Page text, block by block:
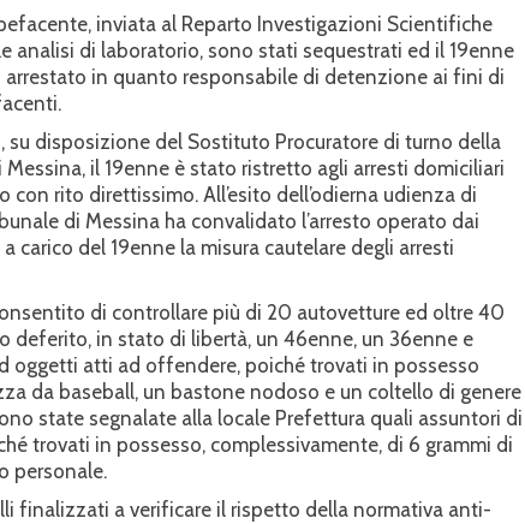
inviata al Reparto Investigazioni Scientifiche
analisi di laboratorio, sono stati sequestrati ed il 19enne
in quanto responsabile di detenzione ai fini di
disposizione del Sostituto Procuratore di turno della
Messina, il 19enne è stato ristretto agli arresti domiciliari
con rito direttissimo. All’esito dell’odierna udienza di
di Messina ha convalidato l’arresto operato dai
carico del 19enne la misura cautelare degli arresti
di controllare più di 20 autovetture ed oltre 40
deferito, in stato di libertà, un 46enne, un 36enne e
oggetti atti ad offendere, poiché trovati in possesso
da baseball, un bastone nodoso e un coltello di genere
state segnalate alla locale Prefettura quali assuntori di
trovati in possesso, complessivamente, di 6 grammi di
personale.
finalizzati a verificare il rispetto della normativa anti-